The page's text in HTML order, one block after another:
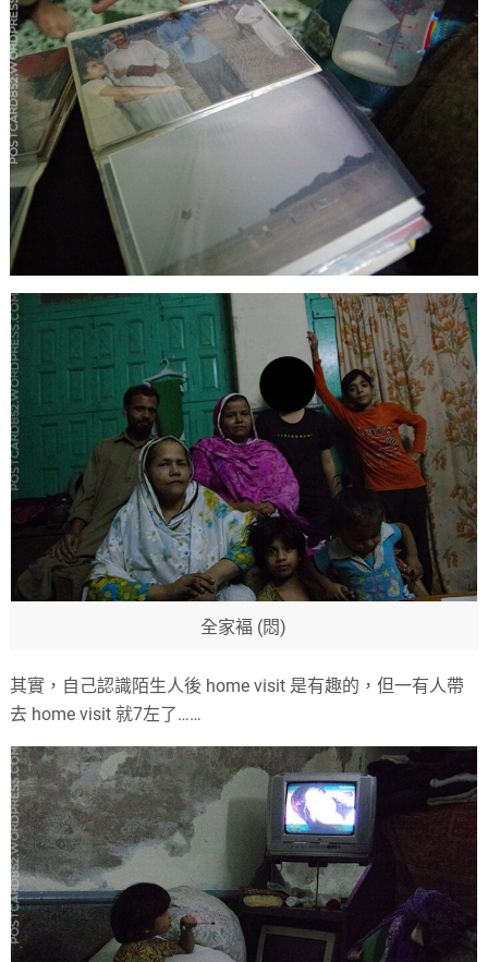
全家褔 (悶)
其實，自己認識陌生人後 home visit 是有趣的，但一有人帶
去 home visit 就7左了……